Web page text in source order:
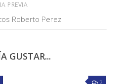
PREVIA
Roberto Perez
GUSTAR...